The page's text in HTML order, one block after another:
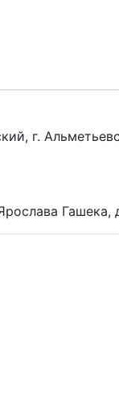
г.
Гашека,